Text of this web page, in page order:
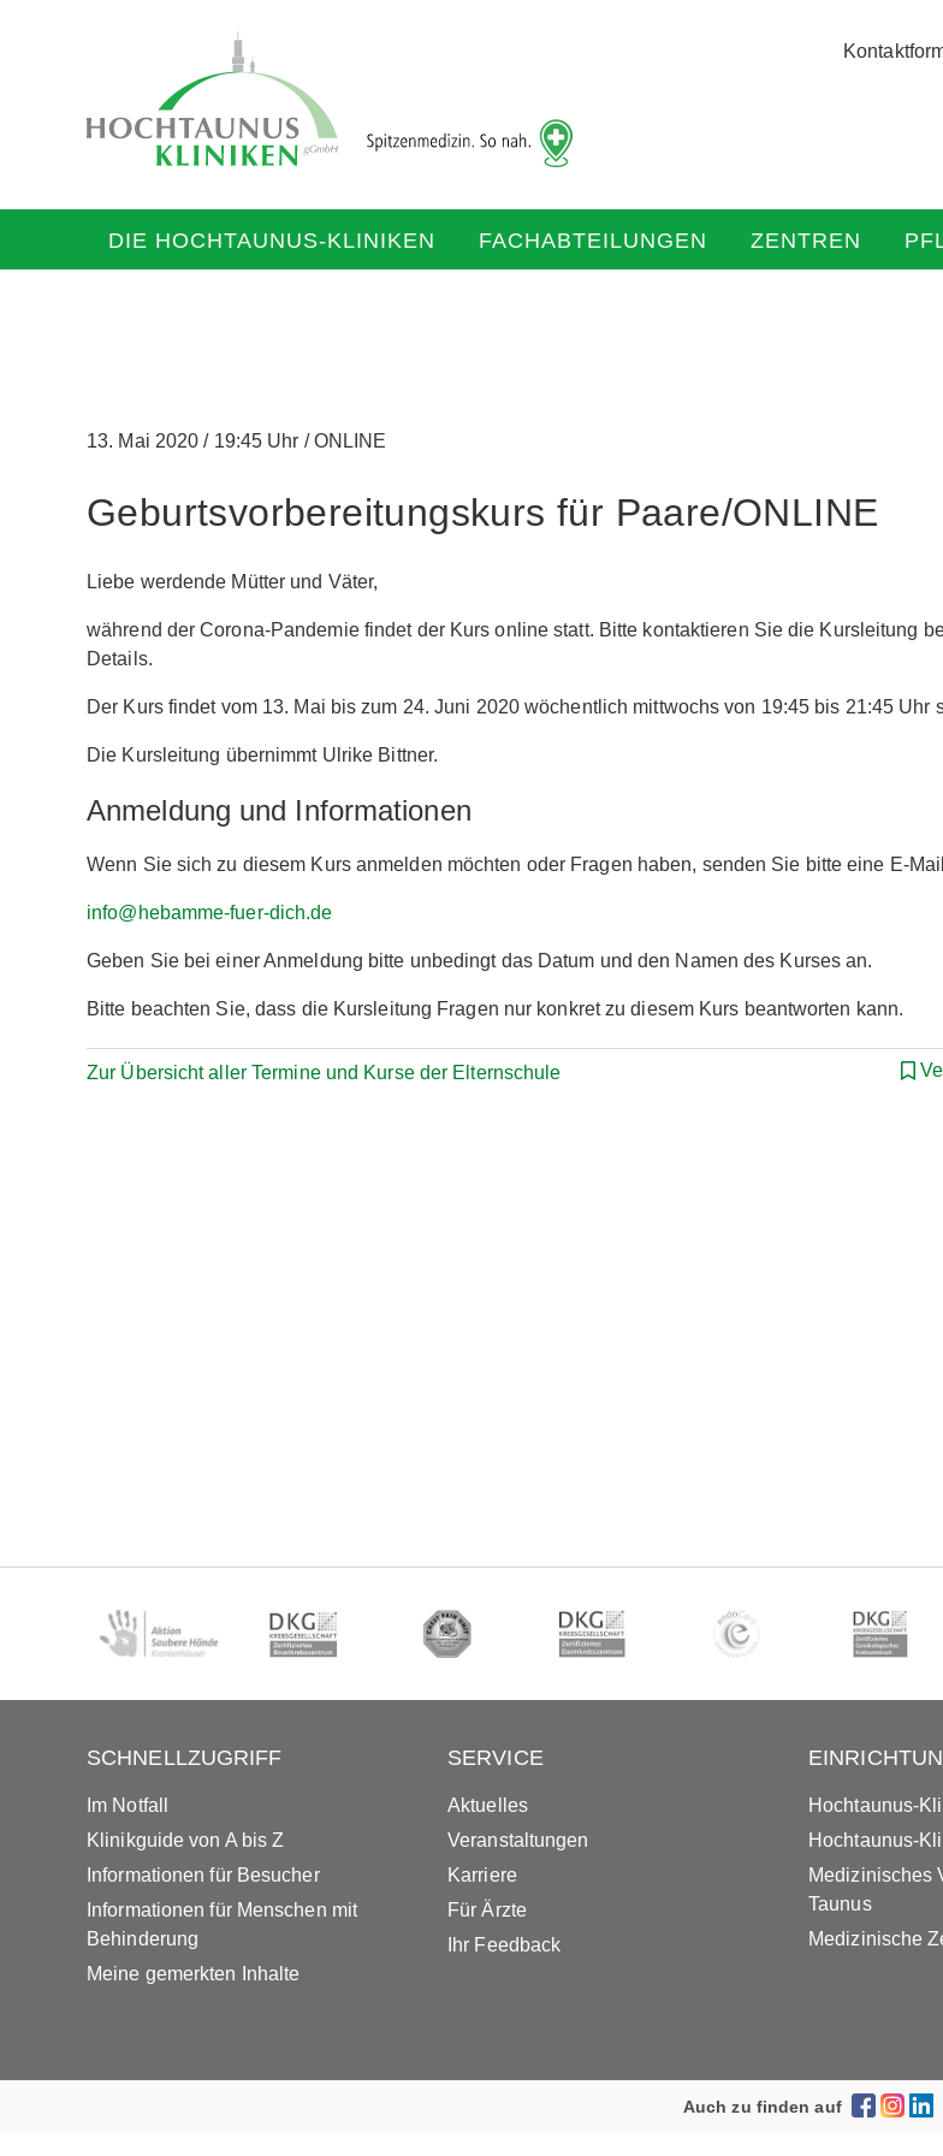
zur
Startseite
DIE HOCHTAUNUS-KLINIKEN FACHABTEILUNGEN ZENTREN
13. Mai 2020/19:45 Uhr /ONLINE
Geburtsvorbereitungskurs für Paare/ONLINE
Liebe werdende Mütter und Väter,
während der Corona-Pandemie findet der Kurs online statt. Bitte kontaktieren Sie die Kursleitung
Details.
Der Kurs findet vom 13. Mai bis zum 24. Juni 2020 wöchentlich mittwochs von 19:45 bis 21:45 Uhr
Die Kursleitung übernimmt Ulrike Bittner.
Anmeldung und Informationen
Wenn Sie sich zu diesem Kurs anmelden möchten oder Fragen haben, senden Sie bitte eine E-
info@hebamme-fuer-dich.de
Geben Sie bei einer Anmeldung bitte unbedingt das Datum und den Namen des Kurses an.
Bitte beachten Sie, dass die Kursleitung Fragen nur konkret zu diesem Kurs beantworten kann.
Zur Übersicht aller Termine und Kurse der Elternschule
SCHNELLZUGRIFF
Im Notfall
Klinikguide von A bis Z
Informationen für Besucher
Informationen für Menschen mit
Behinderung
Meine gemerkten Inhalte
SERVICE
Aktuelles
Veranstaltungen
Karriere
Für Ärzte
Ihr Feedback
Hochtaunus-
Hochtaunus-
Medizinisches
Taunus
Medizinische
Auch zu finden auf